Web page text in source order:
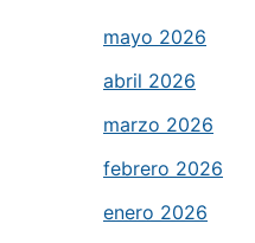
mayo 2026
abril 2026
marzo 2026
febrero 2026
enero 2026